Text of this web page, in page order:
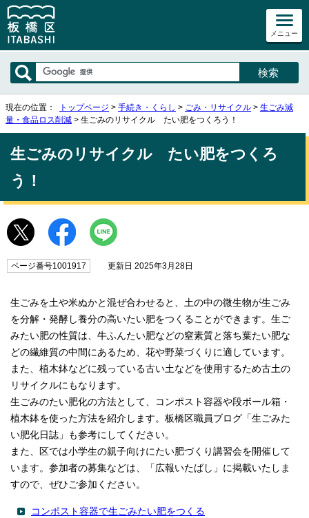
メニュー
現在の位置： トップページ > 手続き・くらし > ごみ・リサイクル > 生ごみ減
量・食品ロス削減 > 生ごみのリサイクル たい肥をつくろう！
生ごみのリサイクル たい肥をつくろ
う！
ページ番号1001917 更新日 2025年3月28日
生ごみを土や米ぬかと混ぜ合わせると、土の中の微生物が生ごみ
を分解・発酵し養分の高いたい肥をつくることができます。生ご
みたい肥の性質は、牛ふんたい肥などの窒素質と落ち葉たい肥な
どの繊維質の中間にあるため、花や野菜づくりに適しています。
また、植木鉢などに残っている古い土などを使用するため古土の
リサイクルにもなります。
生ごみのたい肥化の方法として、コンポスト容器や段ボール箱・
植木鉢を使った方法を紹介します。板橋区職員ブログ「生ごみた
い肥化日誌」も参考にしてください。
また、区では小学生の親子向けにたい肥づくり講習会を開催して
います。参加者の募集などは、「広報いたばし」に掲載いたしま
すので、ぜひご参加ください。
コンポスト容器で生ごみたい肥をつくる